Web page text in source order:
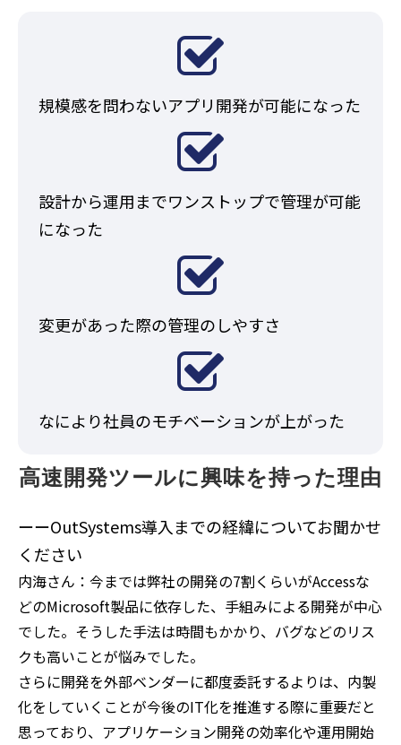
規模感を問わないアプリ開発が可能になった
設計から運用までワンストップで管理が可能
になった
変更があった際の管理のしやすさ
なにより社員のモチベーションが上がった
高速開発ツールに興味を持った理由
ーーOutSystems導入までの経緯についてお聞かせ
ください
内海さん：今までは弊社の開発の7割くらいがAccessな
どのMicrosoft製品に依存した、手組みによる開発が中心
でした。そうした手法は時間もかかり、バグなどのリス
クも高いことが悩みでした。
さらに開発を外部ベンダーに都度委託するよりは、内製
化をしていくことが今後のIT化を推進する際に重要だと
思っており、アプリケーション開発の効率化や運用開始